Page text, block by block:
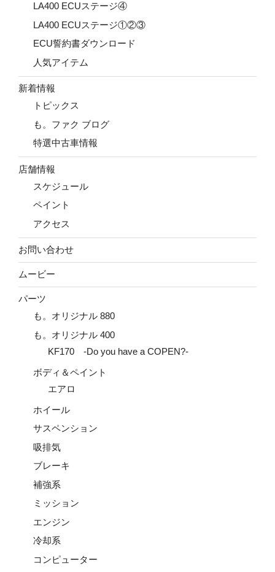
LA400 ECUステージ④
LA400 ECUステージ①②③
ECU誓約書ダウンロード
人気アイテム
新着情報
トピックス
も。ファク ブログ
特選中古車情報
店舗情報
スケジュール
ペイント
アクセス
お問い合わせ
ムービー
パーツ
も。オリジナル 880
も。オリジナル 400
KF170 -Do you have a COPEN?-
ボディ＆ペイント
エアロ
ホイール
サスペンション
吸排気
ブレーキ
補強系
ミッション
エンジン
冷却系
コンピューター